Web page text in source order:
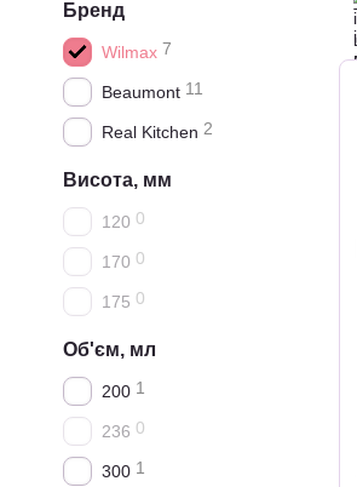
Бренд
Wilmax 7
Beaumont 11
Real Kitchen 2
Висота, мм
120 0
170 0
175 0
Об'єм, мл
200 1
236 0
300 1